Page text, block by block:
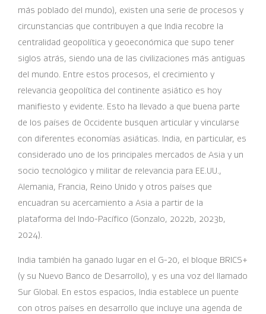
más poblado del mundo), existen una serie de procesos y
circunstancias que contribuyen a que India recobre la
centralidad geopolítica y geoeconómica que supo tener
siglos atrás, siendo una de las civilizaciones más antiguas
del mundo. Entre estos procesos, el crecimiento y
relevancia geopolítica del continente asiático es hoy
manifiesto y evidente. Esto ha llevado a que buena parte
de los países de Occidente busquen articular y vincularse
con diferentes economías asiáticas. India, en particular, es
considerado uno de los principales mercados de Asia y un
socio tecnológico y militar de relevancia para EE.UU.,
Alemania, Francia, Reino Unido y otros países que
encuadran su acercamiento a Asia a partir de la
plataforma del Indo-Pacífico (Gonzalo, 2022b, 2023b,
2024).
India también ha ganado lugar en el G-20, el bloque BRICS+
(y su Nuevo Banco de Desarrollo), y es una voz del llamado
Sur Global. En estos espacios, India establece un puente
con otros países en desarrollo que incluye una agenda de